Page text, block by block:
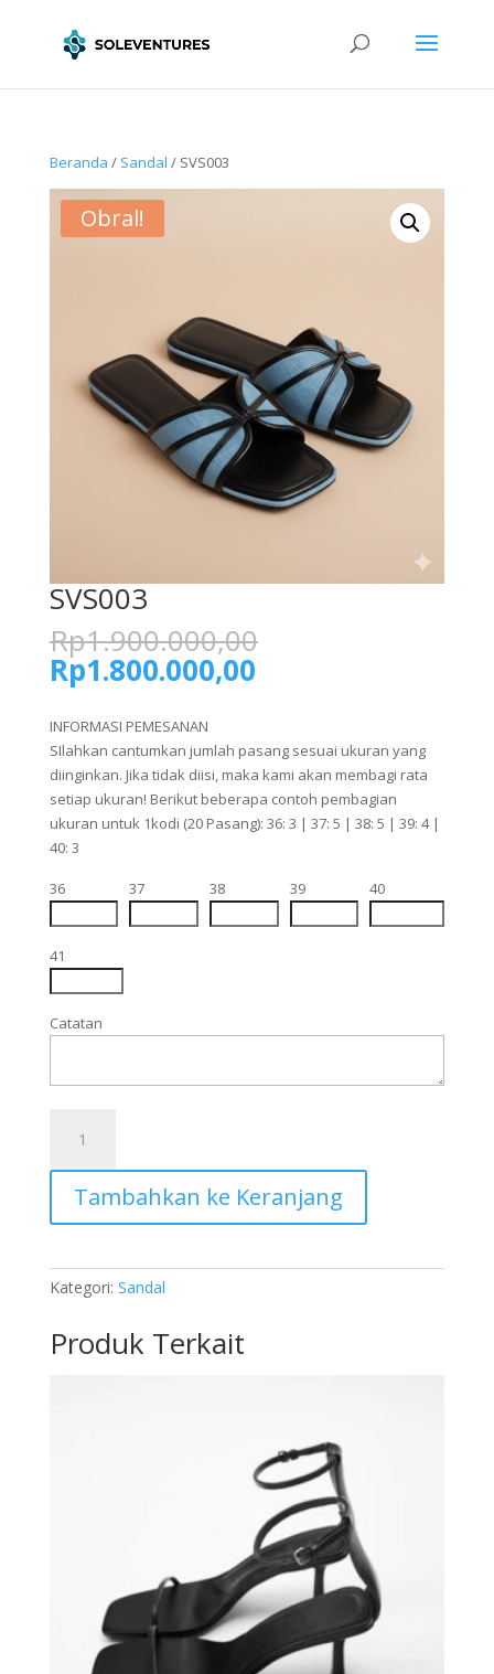
Beranda / Sandal / SVS003
Obral!
SVS003
Rp1.900.000,00
Rp1.800.000,00Harga
adalah:
Rp1.800.000,00.
INFORMASI PEMESANAN
SIlahkan cantumkan jumlah pasang sesuai ukuran yang
diinginkan. Jika tidak diisi, maka kami akan membagi rata
setiap ukuran! Berikut beberapa contoh pembagian
ukuran untuk 1kodi (20 Pasang): 36: 3 | 37: 5 | 38: 5 | 39: 4 |
40: 3
36 37 38 39 40
41
Catatan
SVS003
Tambahkan ke Keranjang
Kategori: Sandal
Produk Terkait